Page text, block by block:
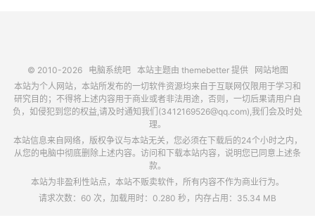
© 2010-2026 电脑系统吧本站主题由 themebetter提供
网站地图
本站为个人网站，本站所发布的一切软件资源均来自于互联网仅限用于学习和
研究目的；不得将上述内容用于商业或者非法用途，否则，一切后果请用户自
负，如侵犯到您的权益,请及时通知我们(3412169526@qq.com),我们会及时处
理。
本站信息来自网络，版权争议与本站无关，您必须在下载后的24个小时之内，
从您的电脑中彻底删除上述内容。访问和下载本站内容，说明您已同意上述条
款。
本站为非盈利性站点，本站不贩卖软件，所有内容不作为商业行为。
请求次数：60 次，加载用时：0.280 秒，内存占用：35.34 MB